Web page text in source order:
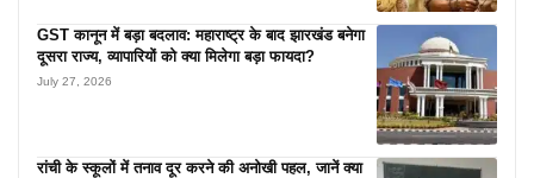
GST कानून में बड़ा बदलाव: महाराष्ट्र के बाद झारखंड बनेगा
दूसरा राज्य, व्यापारियों को क्या मिलेगा बड़ा फायदा?
July 27, 2026
रांची के स्कूलों में तनाव दूर करने की अनोखी पहल, जानें क्या